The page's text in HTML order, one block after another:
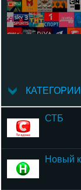
КАТЕГОРИИ
СТБ
Новый